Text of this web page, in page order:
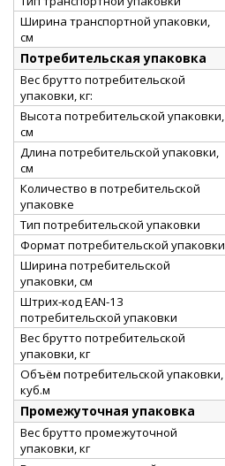
Ширина транспортной упаковки,
см
Потребительская упаковка
Вес брутто потребительской
упаковки, кг:
Высота потребительской упаковки,
см
Длина потребительской упаковки,
см
Количество в потребительской
упаковке
Тип потребительской упаковки
Формат потребительской упаковки
Ширина потребительской
упаковки, см
Штрих-код EAN-13
потребительской упаковки
Вес брутто потребительской
упаковки, кг
Объём потребительской упаковки,
куб.м
Промежуточная упаковка
Вес брутто промежуточной
упаковки, кг